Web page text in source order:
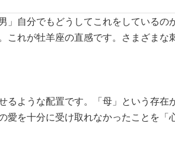
」自分でもどうしてこれをしている
これが牡羊座の直感です。さまざま
るような配置です。「母」という存
愛を十分に受け取れなかったことを